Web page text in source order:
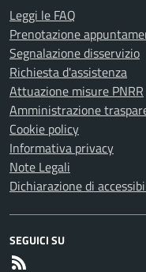
Leggi le FAQ
Prenotazione
Segnalazione disservizio
Richiesta d'assistenza
Attuazione misure PNRR
Amministrazione
Cookie policy
Informativa privacy
Note Legali
Dichiarazione di
SEGUICI SU